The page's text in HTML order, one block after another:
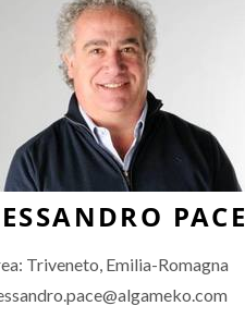
PACE
Triveneto, Emilia-Romagna